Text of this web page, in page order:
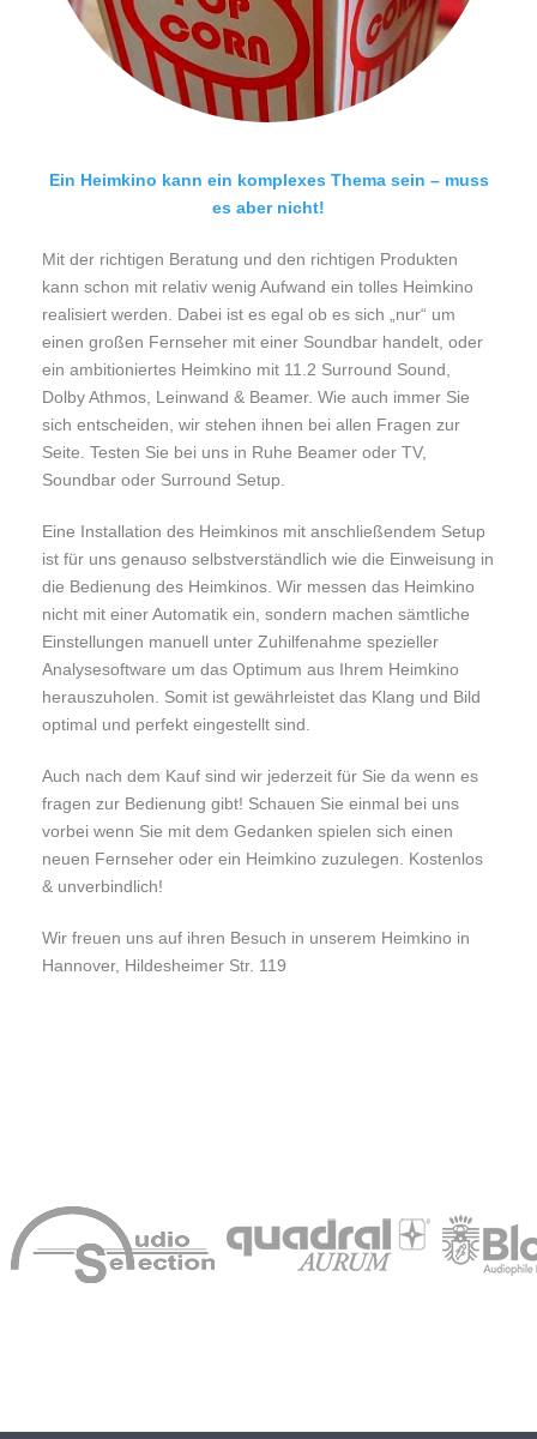
Ein Heimkino kann ein komplexes Thema sein – muss
es aber nicht!
Mit der richtigen Beratung und den richtigen Produkten
kann schon mit relativ wenig Aufwand ein tolles Heimkino
realisiert werden. Dabei ist es egal ob es sich „nur“ um
einen großen Fernseher mit einer Soundbar handelt, oder
ein ambitioniertes Heimkino mit 11.2 Surround Sound,
Dolby Athmos, Leinwand & Beamer. Wie auch immer Sie
sich entscheiden, wir stehen ihnen bei allen Fragen zur
Seite. Testen Sie bei uns in Ruhe Beamer oder TV,
Soundbar oder Surround Setup.
Eine Installation des Heimkinos mit anschließendem Setup
ist für uns genauso selbstverständlich wie die Einweisung in
die Bedienung des Heimkinos. Wir messen das Heimkino
nicht mit einer Automatik ein, sondern machen sämtliche
Einstellungen manuell unter Zuhilfenahme spezieller
Analysesoftware um das Optimum aus Ihrem Heimkino
herauszuholen. Somit ist gewährleistet das Klang und Bild
optimal und perfekt eingestellt sind.
Auch nach dem Kauf sind wir jederzeit für Sie da wenn es
fragen zur Bedienung gibt! Schauen Sie einmal bei uns
vorbei wenn Sie mit dem Gedanken spielen sich einen
neuen Fernseher oder ein Heimkino zuzulegen. Kostenlos
& unverbindlich!
Wir freuen uns auf ihren Besuch in unserem Heimkino in
Hannover, Hildesheimer Str. 119